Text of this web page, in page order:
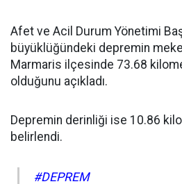
Afet ve Acil Durum Yönetimi
büyüklüğündeki depremin
Marmaris ilçesinde 73.68
olduğunu açıkladı.
Depremin derinliği ise 10.86
belirlendi.
#DEPREM